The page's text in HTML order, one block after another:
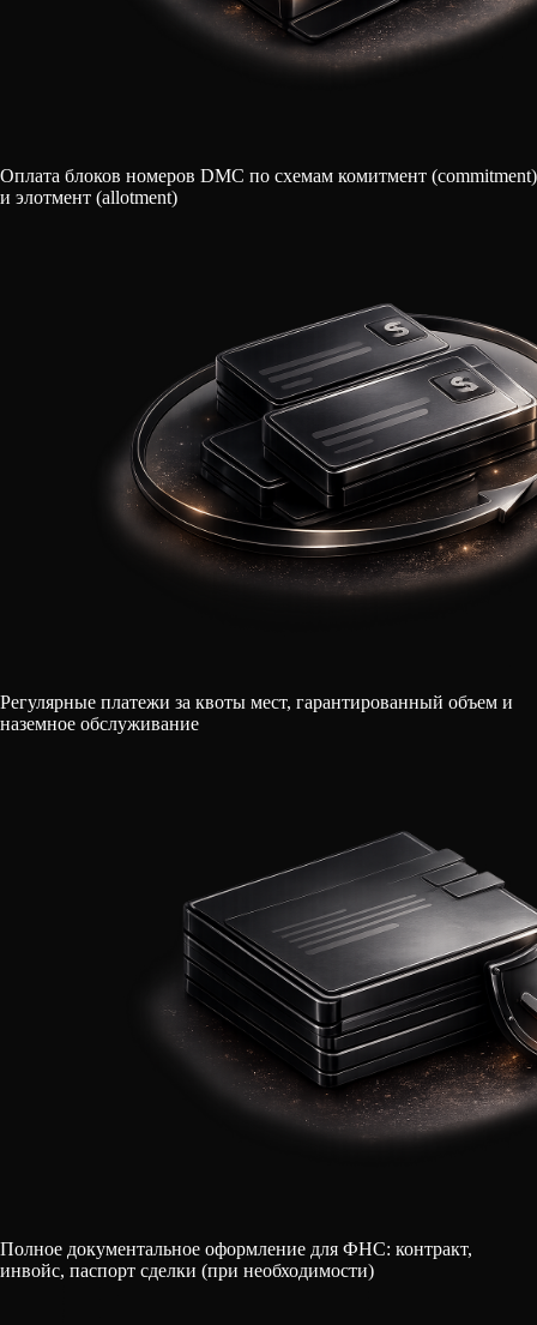
Оплата блоков номеров DMC по схемам комитмент (commitment)
и элотмент (allotment)
Регулярные платежи за квоты мест, гарантированный объем и
наземное обслуживание
Полное документальное оформление для ФНС: контракт,
инвойс, паспорт сделки (при необходимости)